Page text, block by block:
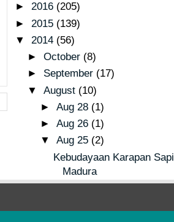
► 2016 (205)
► 2015 (139)
▼ 2014 (56)
►October (8)
► September (17)
▼August (10)
► Aug 28 (1)
► Aug 26 (1)
▼ Aug 25 (2)
Kebudayaan Karapan Sapi
Madura